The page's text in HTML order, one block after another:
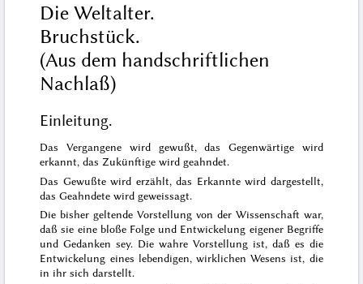
Die Weltalter.
Bruchstück.
(Aus dem handschriftlichen
Nachlaß)
Einleitung.
Das Vergangene wird gewußt, das Gegenwärtige wird
erkannt, das Zukünftige wird geahndet.
Das Gewußte wird erzählt, das Erkannte wird dargestellt,
das Geahndete wird geweissagt.
Die bisher geltende Vorstellung von der Wissenschaft war,
daß sie eine bloße Folge und Entwickelung eigener Begriffe
und Gedanken sey. Die wahre Vorstellung ist, daß es die
Entwickelung eines lebendigen, wirklichen Wesens ist, die
in ihr sich darstellt.